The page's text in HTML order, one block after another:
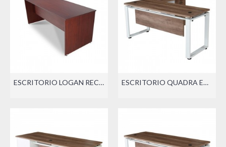
ESCRITORIO LOGAN RECTO ESCRITORIO QUADRA ECO CON LATERAL (DER./IZQ.)